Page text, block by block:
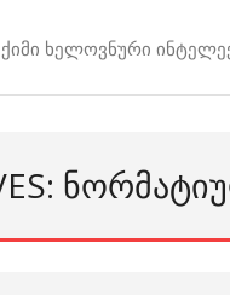
ხელოვნური